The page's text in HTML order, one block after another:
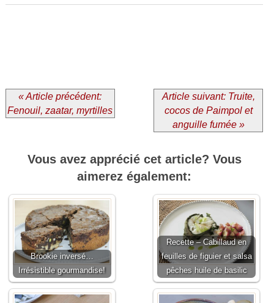
« Article précédent:
Fenouil, zaatar, myrtilles
Article suivant: Truite,
cocos de Paimpol et
anguille fumée »
Vous avez apprécié cet article? Vous
aimerez également:
Brookie inversé…
Irrésistible gourmandise!
Recette – Cabillaud en
feuilles de figuier et salsa
pêches huile de basilic